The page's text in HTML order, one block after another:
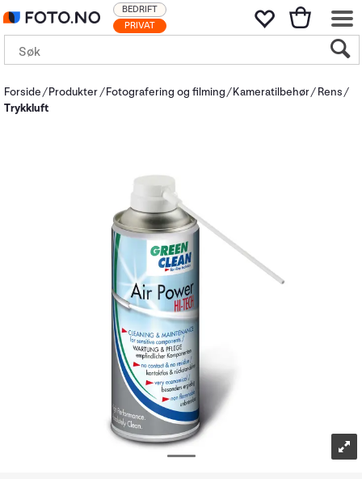
PRIVAT
BEDRIFT
Forside Produkter Fotografering og filming Kameratilbehør
Rens
Trykkluft